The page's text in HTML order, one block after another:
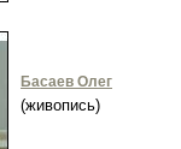
Басаев Олег
(живопись)